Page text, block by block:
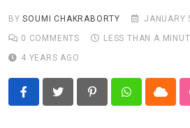
BYSOUMI CHAKRABORTY
JANUARY
0 COMMENTS LESS THAN A
4 YEARS AGO
PinterestWhatsappCloud